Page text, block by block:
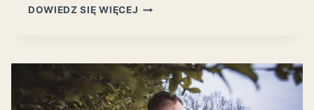
DOWIEDZ SIĘ WIĘCEJ MOJE